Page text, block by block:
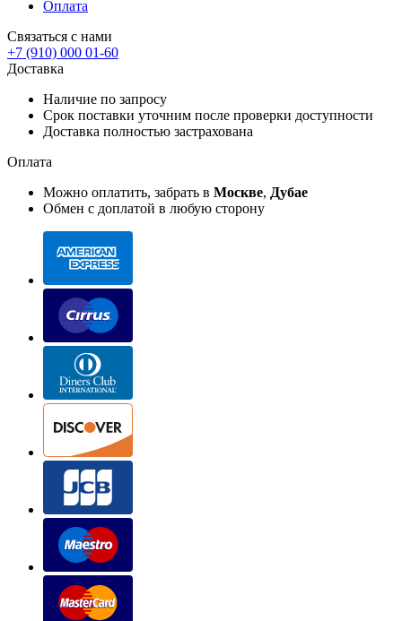
Оплата
Связаться с нами
+7 (910) 000 01-60
Доставка
Наличие по запросу
Срок поставки уточним после проверки доступности
Доставка полностью застрахована
Оплата
Можно оплатить, забрать в Москве, Дубае
Обмен с доплатой в любую сторону